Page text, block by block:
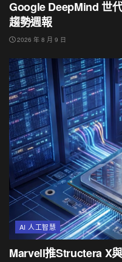
Google DeepMind 世
趨勢週報
2026 年 8 月 9 日
AI 人工智慧
Marvell推Structera X